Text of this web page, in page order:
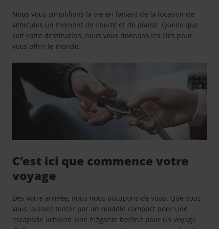
Nous vous simplifions la vie en faisant de la location de
véhicules un moment de liberté et de plaisir. Quelle que
soit votre destination, nous vous donnons les clés pour
vous offrir le monde.
C’est ici que commence votre
voyage
Dès votre arrivée, nous nous occupons de vous. Que vous
vous laissiez tenter par un modèle compact pour une
escapade urbaine, une élégante berline pour un voyage